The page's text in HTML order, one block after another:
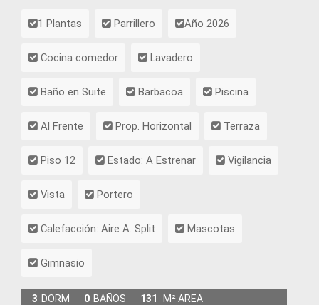
1 Plantas Parrillero Año 2026
Cocina comedor Lavadero
Baño en Suite Barbacoa Piscina
Al Frente Prop. Horizontal Terraza
Piso 12 Estado: A Estrenar Vigilancia
Vista Portero
Calefacción: Aire A. Split Mascotas
Gimnasio
3 DORM 0 BAÑOS 131
M² AREA